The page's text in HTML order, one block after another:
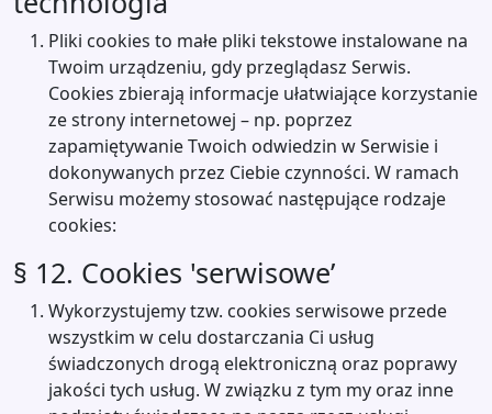
Pliki cookies to małe pliki tekstowe instalowane na
Twoim urządzeniu, gdy przeglądasz Serwis.
Cookies zbierają informacje ułatwiające korzystanie
ze strony internetowej – np. poprzez
zapamiętywanie Twoich odwiedzin w Serwisie i
dokonywanych przez Ciebie czynności. W ramach
Serwisu możemy stosować następujące rodzaje
cookies:
§ 12. Cookies 'serwisowe’
Wykorzystujemy tzw. cookies serwisowe przede
wszystkim w celu dostarczania Ci usług
świadczonych drogą elektroniczną oraz poprawy
jakości tych usług. W związku z tym my oraz inne